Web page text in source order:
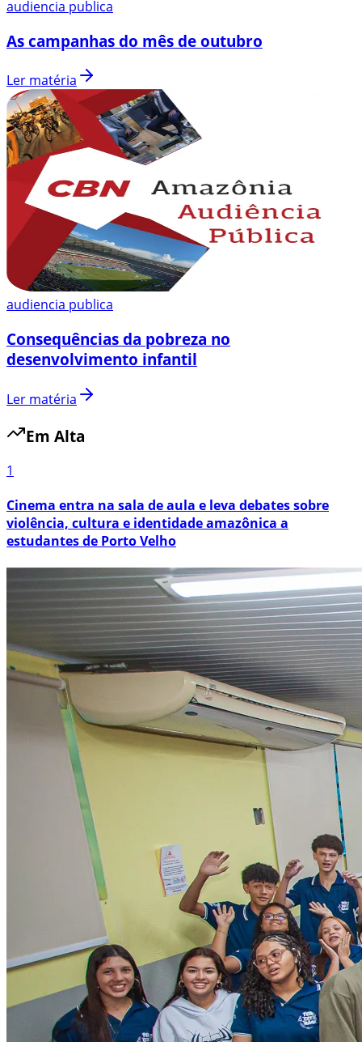
audiencia publica
As campanhas do mês de outubro
Ler matéria
audiencia publica
Consequências da pobreza no
desenvolvimento infantil
Ler matéria
Em Alta
1
Cinema entra na sala de aula e leva debates sobre
violência, cultura e identidade amazônica a
estudantes de Porto Velho